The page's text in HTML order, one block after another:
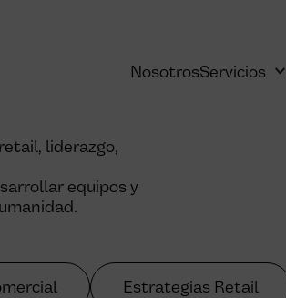
NosotrosServicios
liderazgo,
equipos y
Estrategias Retail